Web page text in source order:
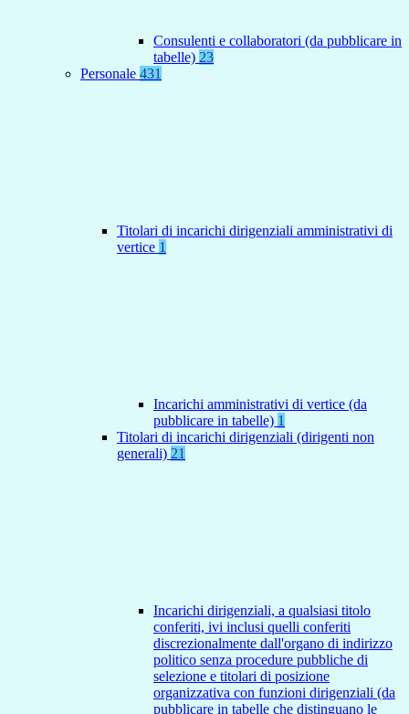
Consulenti e collaboratori (da pubblicare in
tabelle) 23
Personale 431
Titolari di incarichi dirigenziali amministrativi di
vertice 1
Incarichi amministrativi di vertice (da
pubblicare in tabelle) 1
Titolari di incarichi dirigenziali (dirigenti non
generali) 21
Incarichi dirigenziali, a qualsiasi titolo
conferiti, ivi inclusi quelli conferiti
discrezionalmente dall'organo di indirizzo
politico senza procedure pubbliche di
selezione e titolari di posizione
organizzativa con funzioni dirigenziali (da
pubblicare in tabelle che distinguano le